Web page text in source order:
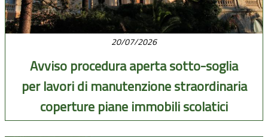
20/07/2026
Avviso procedura aperta sotto-soglia
per lavori di manutenzione straordinaria
coperture piane immobili scolatici